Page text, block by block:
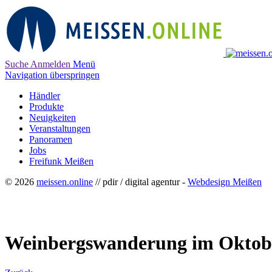
Suche Anmelden Menü
Navigation überspringen
Händler
Produkte
Neuigkeiten
Veranstaltungen
Panoramen
Jobs
Freifunk Meißen
© 2026 meissen.online // pdir / digital agentur - Webdesign Meißen
Weinbergswanderung im